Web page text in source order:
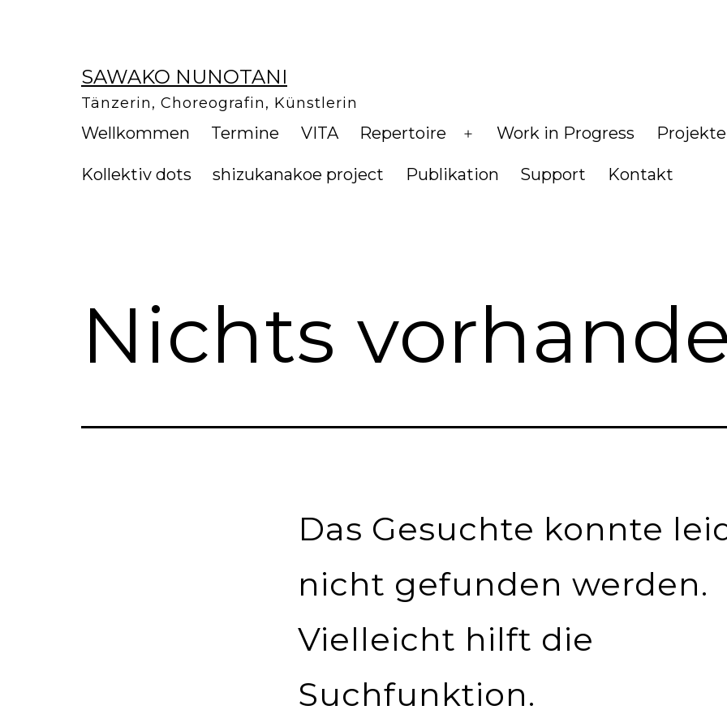
SAWAKO NUNOTANI
Tänzerin, Choreografin, Künstlerin
Wellkommen Termine VITA Repertoire
Menü
öffnen
Work in Progress Projekte
Kollektiv dots shizukanakoe project Publikation Support Kontakt
Nichts
Das Gesuchte konnte
nicht gefunden werden.
Vielleicht hilft die
Suchfunktion.